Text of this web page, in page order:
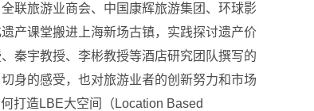
联旅游业商会、中国康辉旅游集团、环球影
产课堂搬进上海新场古镇，实践探讨遗产价
秦宇教授、李彬教授等酒店研究团队撰写的
身的感受，也对旅游业者的创新努力和市场
打造LBE大空间（Location Based